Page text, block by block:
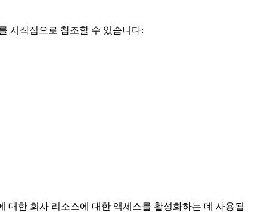
시작점으로 참조할 수 있습니다:
대한 회사 리소스에 대한 액세스를 활성화하는 데 사용됩